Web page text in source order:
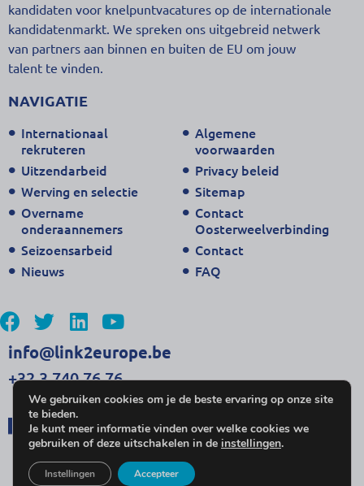
kandidaten voor knelpuntvacatures op de internationale
kandidatenmarkt. We spreken ons uitgebreid netwerk
van partners aan binnen en buiten de EU om jouw
talent te vinden.
NAVIGATIE
Internationaal
rekruteren
Uitzendarbeid
Werving en selectie
Overname
onderaannemers
Seizoensarbeid
Nieuws
Algemene
voorwaarden
Privacy beleid
Sitemap
Contact
Oosterweelverbinding
Contact
FAQ
info@link2europe.be
+32 3 740 76 76
We gebruiken cookies om je de beste ervaring op onze site
te bieden.
Je kunt meer informatie vinden over welke cookies we
gebruiken of deze uitschakelen in de instellingen.
Accepteer
Instellingen